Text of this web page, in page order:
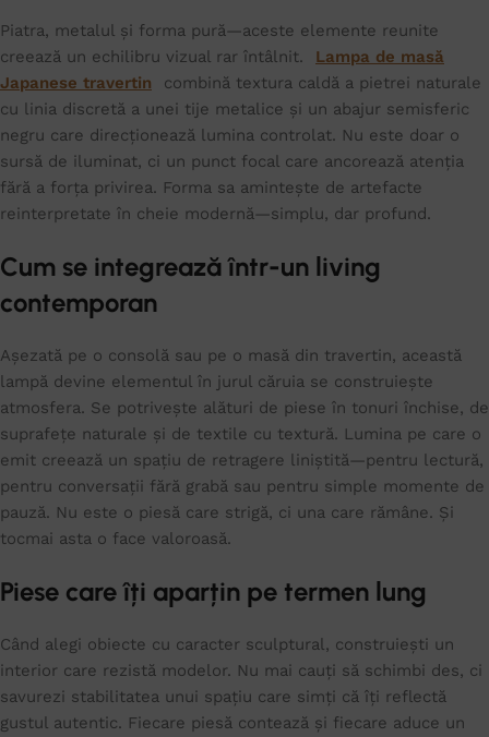
Piatra, metalul și forma pură—aceste elemente reunite
creează un echilibru vizual rar întâlnit.
Lampa de masă
Japanese travertin
combină textura caldă a pietrei naturale
cu linia discretă a unei tije metalice și un abajur semisferic
negru care direcționează lumina controlat. Nu este doar o
sursă de iluminat, ci un punct focal care ancorează atenția
fără a forța privirea. Forma sa amintește de artefacte
reinterpretate în cheie modernă—simplu, dar profund.
Cum se integrează într-un living
contemporan
Așezată pe o consolă sau pe o masă din travertin, această
lampă devine elementul în jurul căruia se construiește
atmosfera. Se potrivește alături de piese în tonuri închise, de
suprafețe naturale și de textile cu textură. Lumina pe care o
emit creează un spațiu de retragere liniștită—pentru lectură,
pentru conversații fără grabă sau pentru simple momente de
pauză. Nu este o piesă care strigă, ci una care rămâne. Și
tocmai asta o face valoroasă.
Piese care îți aparțin pe termen lung
Când alegi obiecte cu caracter sculptural, construiești un
interior care rezistă modelor. Nu mai cauți să schimbi des, ci
savurezi stabilitatea unui spațiu care simți că îți reflectă
gustul autentic. Fiecare piesă contează și fiecare aduce un